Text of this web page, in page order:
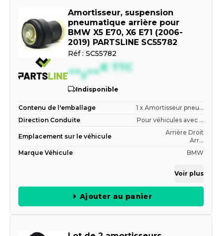
Amortisseur, suspension
pneumatique arrière pour
BMW X5 E70, X6 E71 (2006-
2019) PARTSLINE SC55782
Réf : SC55782
--,--€ TTC
Indisponible
Contenu de l'emballage
1 x Amortisseur pneu...
Direction Conduite
Pour véhicules avec ...
Emplacement sur le véhicule
Arrière Droit
Arr...
Marque Véhicule
BMW
Voir plus
Ajouter au panier